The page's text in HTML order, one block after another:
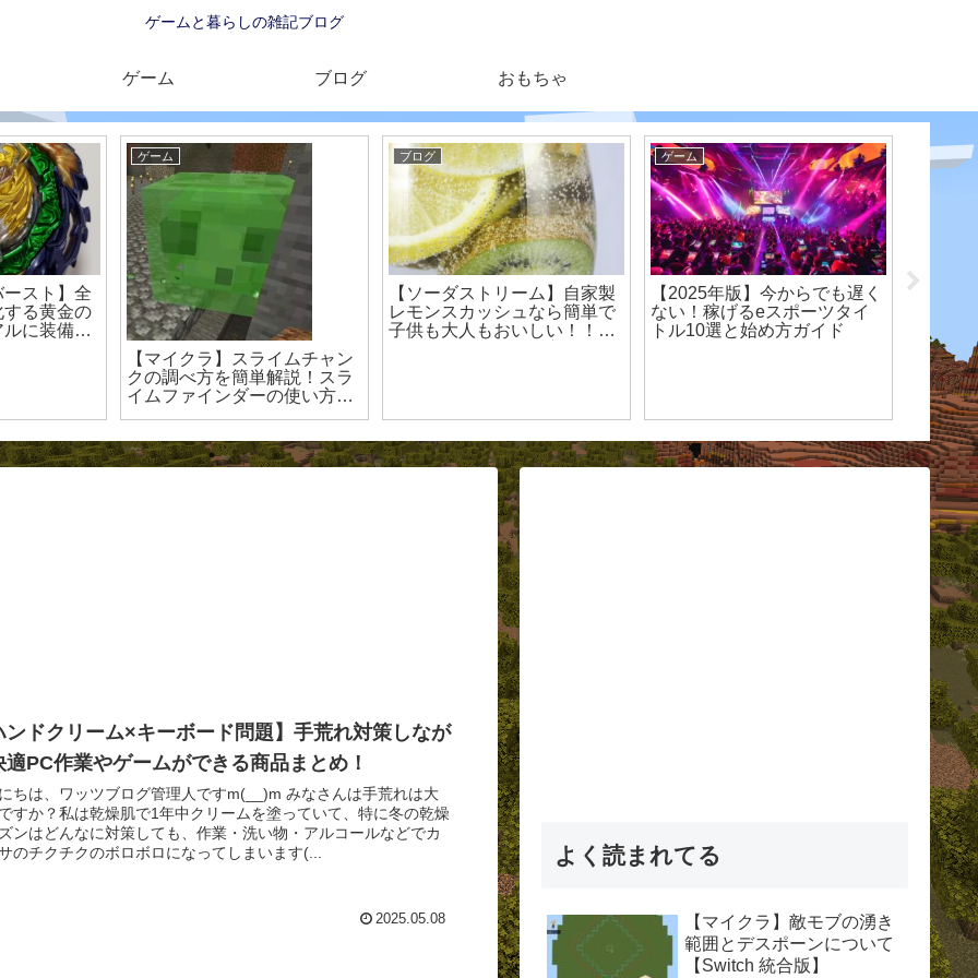
ゲームと暮らしの雑記ブログ
ゲーム ブログ おもちゃ
スト】全
る黄金の
に装備で
ゲーム
【マイクラ】スライムチャン
クの調べ方を簡単解説！スラ
イムファインダーの使い方
ブログ
【ソーダストリーム】自家製
レモンスカッシュなら簡単で
子供も大人もおいしい！！手
ゲーム
【2025年版】今からでも遅く
ない！稼げるeスポーツタイ
トル10選と始め方ガイド
ゲーム
【ポケ
化する
こなせ
ンドクリーム×キーボード問題】手荒れ対策しなが
適PC作業やゲームができる商品まとめ！
ちは、ワッツブログ管理人ですm(__)m みなさんは手荒れは大
すか？私は乾燥肌で1年中クリームを塗っていて、特に冬の乾燥
ンはどんなに対策しても、作業・洗い物・アルコールなどでカ
のチクチクのボロボロになってしまいます(...
2025.05.08
よく読まれてる
【マイクラ】敵モブの湧き
範囲とデスポーンについて
【Switch 統合版】